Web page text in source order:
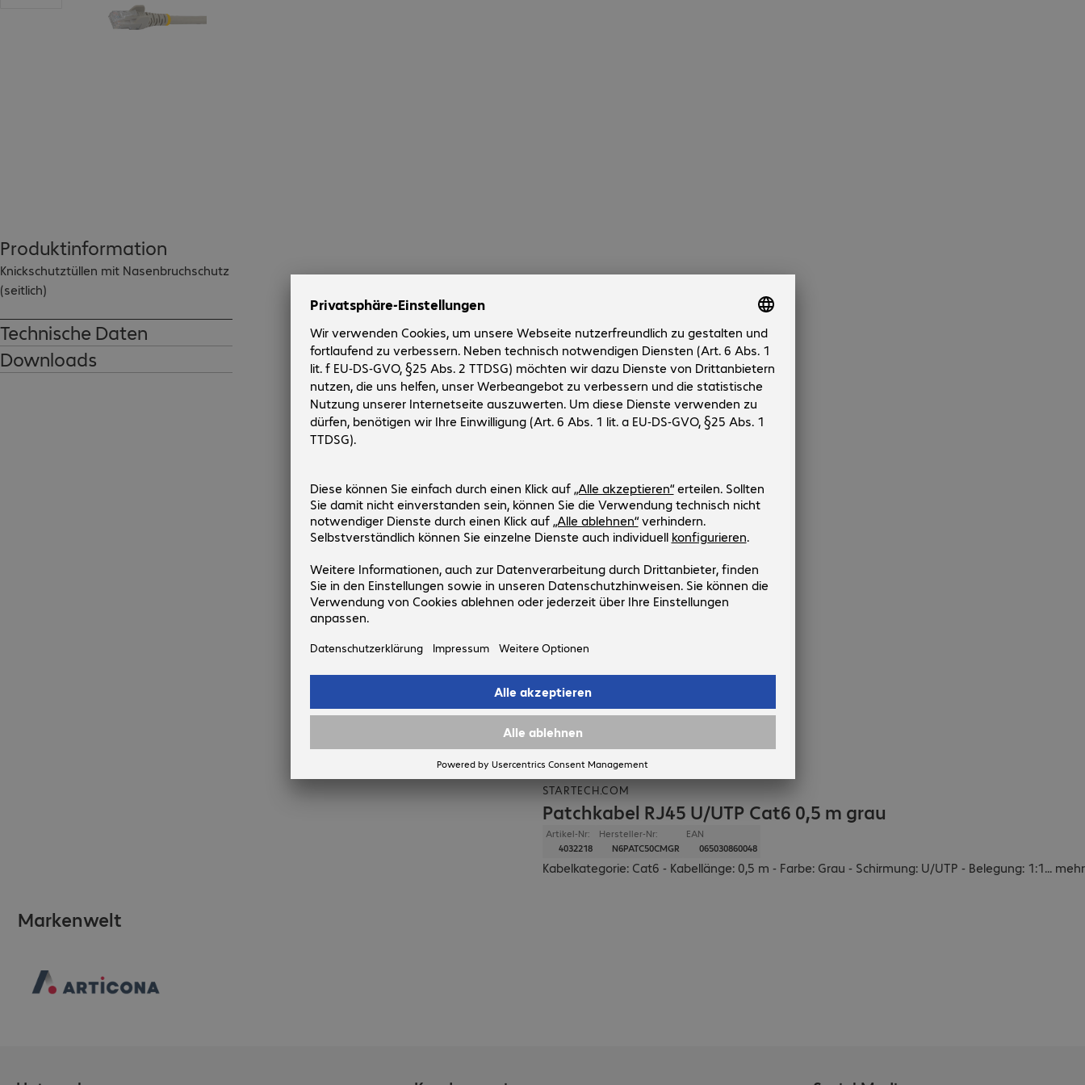
STARTECH.COM
Patchkabel RJ45 U/UTP Cat6 0,5 m grau
Artikel-Nr:
4032218
Hersteller-Nr:
N6PATC50CMGR
EAN
065030860048
Kabelkategorie: Cat6 - Kabellänge: 0,5 m - Farbe: Grau - Schirmung: U/UTP - Belegung: 1:1... mehr
Produktkonfiguration
8
€ 8,99
zzgl.Transaktionspauschale inkl.
Versandkosten
Merken Vergleichen
Voraussichtliche Lieferung:
11. August
Produktinformation
Knickschutztüllen mit Nasenbruchschutz
(seitlich)
Technische Daten
Downloads
Markenwelt